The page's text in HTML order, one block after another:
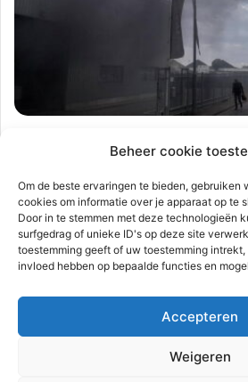
Beheer cookie
Om de beste ervaringen te bieden, gebruiken
cookies om informatie over je apparaat op te
Door in te stemmen met deze technologieën
surfgedrag of unieke ID's op deze site
toestemming geeft of uw toestemming
invloed hebben op bepaalde functies en
Accepteren
Weigeren
Flinke rookontwikkeling
staalfabriek | s-
Dordrecht
Dordrecht – Vrijdagavond 14 juli om
ontstaan in een loods aan de ‘s-